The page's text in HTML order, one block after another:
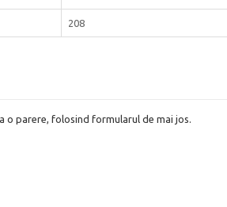
208
o parere, folosind formularul de mai jos.